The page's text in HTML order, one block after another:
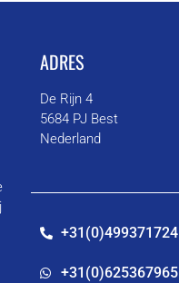
ADRES
De Rijn 4
5684 PJ Best
Nederland
+31(0)499371724
+31(0)625367965